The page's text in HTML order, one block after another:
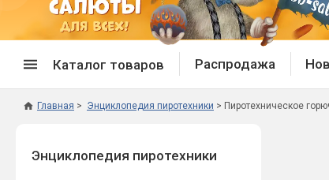
Каталог товаров
Распродажа фейерверков
Распродажа
Главная Энциклопедия пиротехники Пиротехническое
Энциклопедия пиротехники